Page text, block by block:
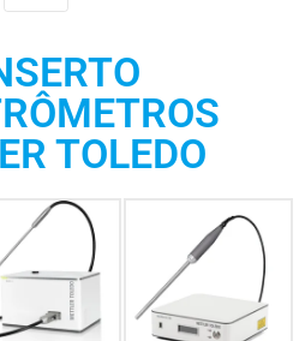
TOLEDO